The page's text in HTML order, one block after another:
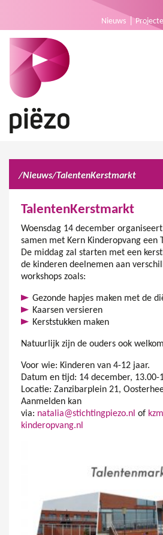
Nieuws
/Nieuws/TalentenKerstmarkt
TalentenKerstmarkt
Woensdag 14 december
samen met Kern Kinderopvang een
De middag zal starten met een
de kinderen deelnemen aan
workshops zoals:
Gezonde hapjes maken met de
Kaarsen versieren
Kerststukken maken
Natuurlijk zijn de ouders ook
Voor wie: Kinderen van 4-12 jaar.
Datum en tijd: 14 december, 13.00-
Locatie: Zanzibarplein 21,
Aanmelden kan
via: natalia@stichtingpiezo.nl of
kinderopvang.nl